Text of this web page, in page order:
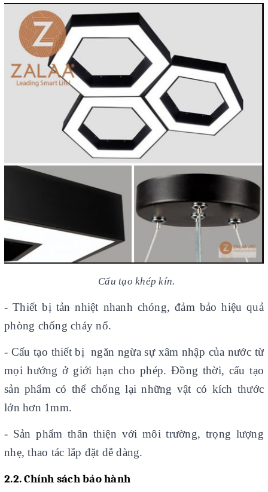
Cấu tạo khép kín.
- Thiết bị tản nhiệt nhanh chóng, đảm bảo hiệu quả
phòng chống cháy nổ.
- Cấu tạo thiết bị ngăn ngừa sự xâm nhập của nước từ
mọi hướng ở giới hạn cho phép. Đồng thời, cấu tạo
sản phẩm có thể chống lại những vật có kích thước
lớn hơn 1mm.
- Sản phẩm thân thiện với môi trường, trọng lượng
nhẹ, thao tác lắp đặt dễ dàng.
2.2. Chính sách bảo hành